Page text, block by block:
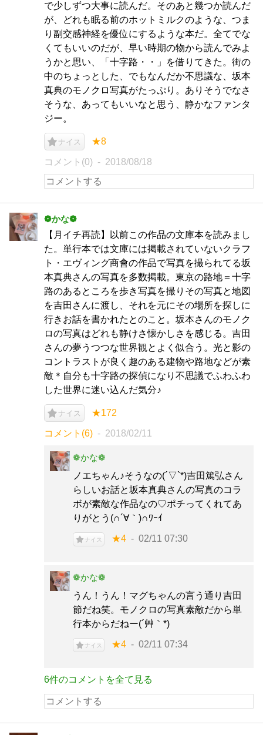
で少しずつ大事に読んだ。そのあと幾つか読んだ
が、どれも眠る前のホットミルクのような、つま
り副交感神経を優位にするような本だ。全てでな
くてもいいのだが、早い時期の物から読んでみよ
うかと思い、「十字路・・」を借りてきた。街の
中のちょっとした、でもなんだか不思議な、坂本
真典のモノクロ写真がたっぷり。ありそうでなさ
そうな、あってもいいなと思う、静かなファンタ
ジー。
ナイス ★8
コメント(0) 2018/08/18
❁かな❁
【月イチ再読】以前この作品の文庫本を読みまし
た。単行本では文庫には掲載されていないクラフ
ト・エヴィング商會の作品で写真を撮られてる坂
本真典さんの写真を多数掲載。東京の路地＝十字
路のあるところを歩き写真を撮りその写真と地図
を吉田さんに渡し、それを元にその場所を探しに
行きお話を書かれたとのこと。坂本さんのモノク
ロの写真はどれも静けさ懐かしさを感じる。吉田
さんの夢うつつな世界観とよく似合う。光と影の
コントラストが良く趣のある建物や路地などが素
敵＊自分も十字路の探偵になり不思議でふわふわ
した世界に迷い込んだ気分♪
ナイス ★172
コメント(6) 2018/02/11
❁かな❁
ノエちゃん♪そうなの(´▽`*)吉田篤弘さん
らしいお話と坂本真典さんの写真のコラ
ボが素敵な作品なの♡ポチってくれてあ
りがとう(∩´∀｀)∩ﾜｰｲ
ナイス ★4 02/11 07:30
❁かな❁
うん！うん！マグちゃんの言う通り吉田
節だね笑。モノクロの写真素敵だから単
行本からだねー(´艸｀*)
ナイス ★4 02/11 07:34
6件のコメントを全て見る